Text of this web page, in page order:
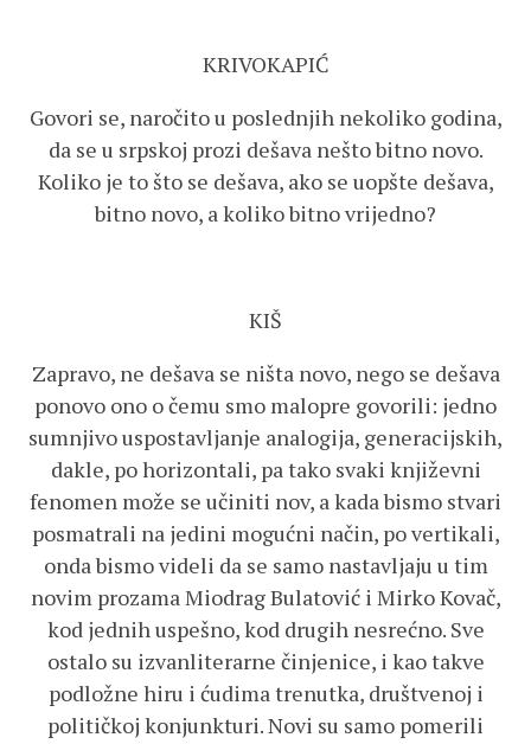
KRIVOKAPIĆ
Govori se, naročito u poslednjih nekoliko godina,
da se u srpskoj prozi dešava nešto bitno novo.
Koliko je to što se dešava, ako se uopšte dešava,
bitno novo, a koliko bitno vrijedno?
KIŠ
Zapravo, ne dešava se ništa novo, nego se dešava
ponovo ono o čemu smo malopre govorili: jedno
sumnjivo uspostavljanje analogija, generacijskih,
dakle, po horizontali, pa tako svaki književni
fenomen može se učiniti nov, a kada bismo stvari
posmatrali na jedini mogućni način, po vertikali,
onda bismo videli da se samo nastavljaju u tim
novim prozama Miodrag Bulatović i Mirko Kovač,
kod jednih uspešno, kod drugih nesrećno. Sve
ostalo su izvanliterarne činjenice, i kao takve
podložne hiru i ćudima trenutka, društvenoj i
političkoj konjunkturi. Novi su samo pomerili